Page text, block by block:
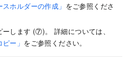
スホルダーの作成」 をご参照くださ
します (⑦)。 詳細については、
ー」 をご参照ください。